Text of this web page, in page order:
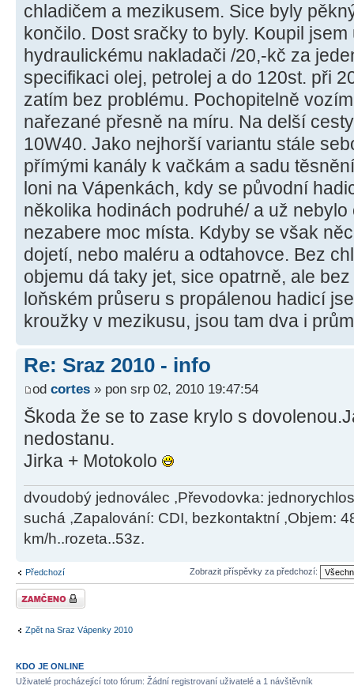
chladičem a mezikusem. Sice byly
končilo. Dost sračky to byly. Koupil
hydraulickému nakladači /20,-kč za
specifikaci olej, petrolej a do 120st. při
zatím bez problému. Pochopitelně
nařezané přesně na míru. Na delší
10W40. Jako nejhorší variantu stále
přímými kanály k vačkám a sadu
loni na Vápenkách, kdy se původní
několika hodinách podruhé/ a už
nezabere moc místa. Kdyby se však
dojetí, nebo maléru a odtahovce. Bez
objemu dá taky jet, sice opatrně, ale
loňském průseru s propálenou hadicí
kroužky v mezikusu, jsou tam dva i
Re: Sraz 2010 - info
od cortes » pon srp 02, 2010 19:47:54
Škoda že se to zase krylo s
nedostanu.
Jirka + Motokolo
dvoudobý jednoválec ,Převodovka:
suchá ,Zapalování: CDI, bezkontaktní ,Objem:
km/h..rozeta..53z.
Předchozí Zobrazit příspěvky za předchozí:
Téma uzamknuto
Zpět na Sraz Vápenky 2010
KDO JE ONLINE
Uživatelé procházející toto fórum: Žádní registrovaní uživatelé a 1 návštěvník